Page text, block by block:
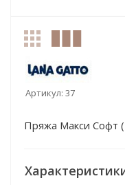
Артикул: 37
Пряжа Макси Софт